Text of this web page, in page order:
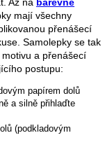
mají všechny
přenášecí
Samolepky se tak
a přenášecí
postupu:
papírem dolů
a silně přihlaďte
(podkladovým